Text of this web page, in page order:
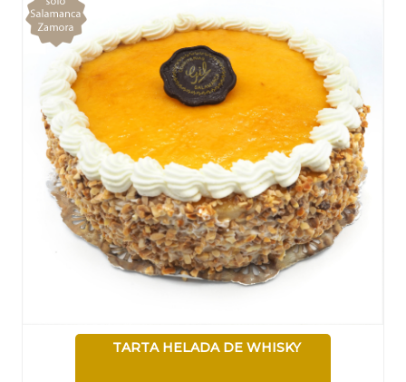
TARTA HELADA DE WHISKY